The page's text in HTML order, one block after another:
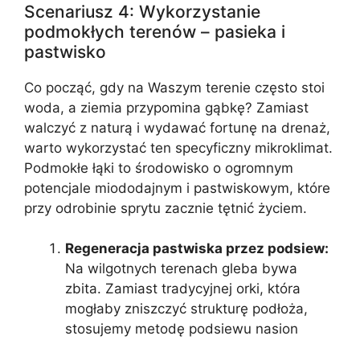
Scenariusz 4: Wykorzystanie
podmokłych terenów – pasieka i
pastwisko
Co począć, gdy na Waszym terenie często stoi
woda, a ziemia przypomina gąbkę? Zamiast
walczyć z naturą i wydawać fortunę na drenaż,
warto wykorzystać ten specyficzny mikroklimat.
Podmokłe łąki to środowisko o ogromnym
potencjale miododajnym i pastwiskowym, które
przy odrobinie sprytu zacznie tętnić życiem.
Regeneracja pastwiska przez podsiew:
Na wilgotnych terenach gleba bywa
zbita. Zamiast tradycyjnej orki, która
mogłaby zniszczyć strukturę podłoża,
stosujemy metodę podsiewu nasion